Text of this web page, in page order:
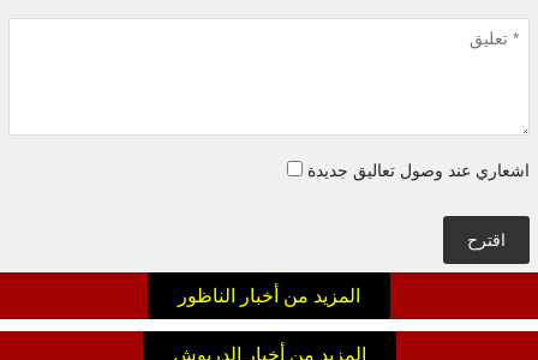
اشعاري عند وصول تعاليق جديدة
اقترح
المزيد من أخبار الناظور
المزيد من أخبار الدريوش